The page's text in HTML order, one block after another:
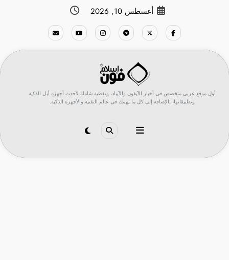
أغسطس 10, 2026
أول موقع عربي متخصص في أخبار الآيفون والآيباد، وتغطية شاملة لأحدث أجهزة أبل الذكية
وتطبيقاتها، بالإضافة إلى كل ما يهمك في عالم التقنية والأجهزة الذكية.